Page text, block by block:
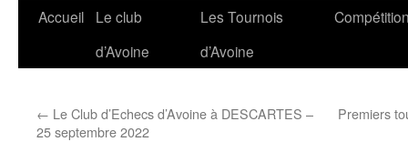
Accueil
Le club
d’Avoine
Les Tournois
d’Avoine
← Le Club d’Echecs d’Avoine à DESCARTES –
25 septembre 2022
Premiers